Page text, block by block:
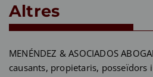
Altres
MENÉNDEZ & ASOCIADOS
causants, propietaris, posseïdors